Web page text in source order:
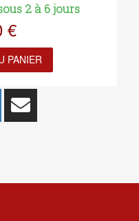
2 à 6 jours
€
PANIER